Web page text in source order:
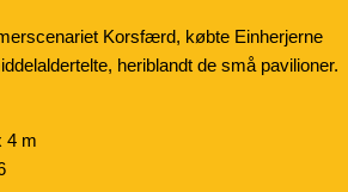
Korsfærd, købte Einherjerne
heriblandt de små pavilioner.
4 m